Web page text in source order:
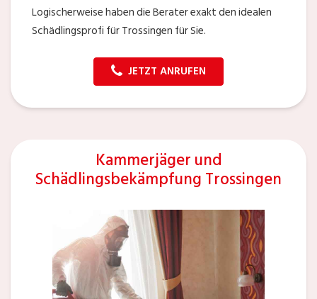
Logischerweise haben die Berater exakt den idealen
Schädlingsprofi für Trossingen für Sie.
JETZT ANRUFEN
Kammerjäger und
Schädlingsbekämpfung Trossingen